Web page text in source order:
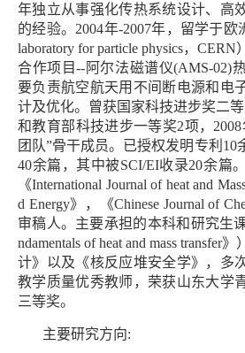
年独立从事强化传热系统设计、高
的经验。2004年-2007年，留学于欧
laboratory for particle physics，
合作项目--阿尔法磁谱仪(AMS-02)
要负责航空航天用不间断电源和电
计及优化。曾获国家科技进步奖二等
和教育部科技进步一等奖2项，
团队”骨干成员。已授权发明专利10
40余篇，其中被SCI/EI收录20余篇
《International Journal of heat and
d Energy》，《Chinese Journal of
审稿人。主要承担的本科和研究生
ndamentals of heat and mass transfer
计》以及《核反应堆安全学》，多
教学质量优秀教师，荣获山东大学
三等奖。
主要研究方向: